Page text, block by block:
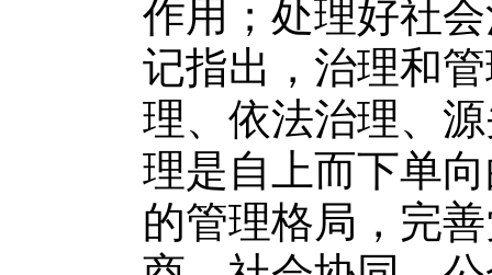
作用；处理好社
记指出，治理和
理、依法治理、
理是自上而下单
的管理格局，完